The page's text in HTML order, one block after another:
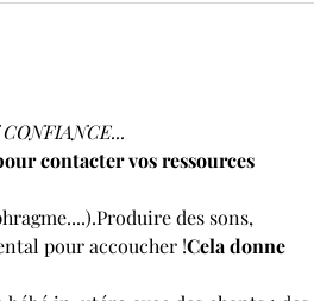
contacter vos ressources
des sons,
pour accoucher !Cela donne